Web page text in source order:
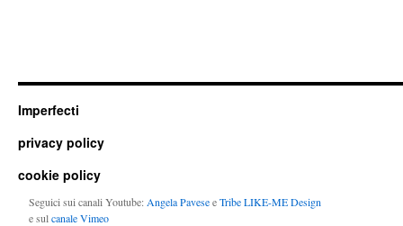
Imperfecti
privacy policy
cookie policy
Seguici sui canali Youtube: Angela PaveseeTribe LIKE-ME Design
e sulcanale Vimeo